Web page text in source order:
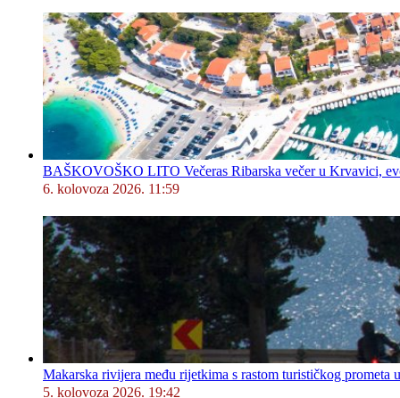
BAŠKOVOŠKO LITO Večeras Ribarska večer u Krvavici,
6. kolovoza 2026. 11:59
Makarska rivijera među rijetkima s rastom turističkog prometa
5. kolovoza 2026. 19:42